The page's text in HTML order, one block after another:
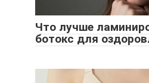
Что лучше
ботокс для